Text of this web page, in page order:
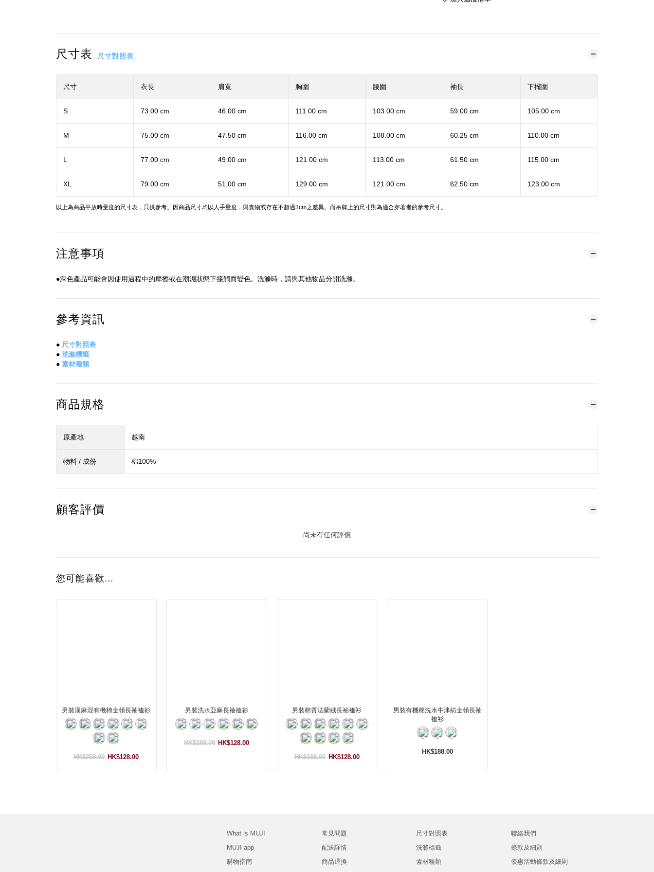
尺寸表 尺寸對照表
尺寸 衣長 肩寬 胸圍 腰圍 袖長 下擺圍
S 73.00 cm 46.00 cm 111.00 cm 103.00 cm 59.00 cm 105.00 cm
M 75.00 cm 47.50 cm 116.00 cm 108.00 cm 60.25 cm 110.00 cm
L 77.00 cm 49.00 cm 121.00 cm 113.00 cm 61.50 cm 115.00 cm
XL 79.00 cm 51.00 cm 129.00 cm 121.00 cm 62.50 cm 123.00 cm
以上為商品平放時量度的尺寸表，只供參考。因商品尺寸均以人手量度，與實物或存在不超過3cm之差異。而吊牌上的尺寸則為適合穿著者的參考尺寸。
注意事項
●深色產品可能會因使用過程中的摩擦或在潮濕狀態下接觸而變色。洗滌時，請與其他物品分開洗滌。
參考資訊
● 尺寸對照表
● 洗滌標籤
● 素材種類
商品規格
原產地 越南
物料 / 成份 棉100%
顧客評價
尚未有任何評價
您可能喜歡...
男裝漢麻混有機棉企領長袖裇衫
HK$128.00
HK$258.00
男裝洗水亞麻長袖裇衫
HK$128.00
HK$288.00
男裝棉質法蘭絨長袖裇衫
HK$128.00
HK$188.00
男裝有機棉洗水牛津紡企領長袖
裇衫
HK$188.00
What is MUJI
MUJI app
購物指南
常見問題
配送詳情
商品退換
尺寸對照表
洗滌標籤
素材種類
聯絡我們
條款及細則
優惠活動條款及細則